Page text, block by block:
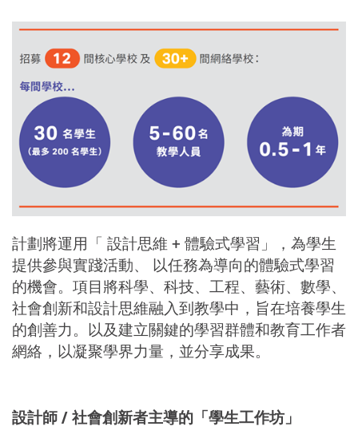
計劃將運用「 設計思維 + 體驗式學習」，為學生
提供參與實踐活動、 以任務為導向的體驗式學習
的機會。項目將科學、科技、工程、藝術、數學、
社會創新和設計思維融入到教學中，旨在培養學生
的創善力。以及建立關鍵的學習群體和教育工作者
網絡，以凝聚學界力量，並分享成果。
設計師 / 社會創新者主導的「學生工作坊」